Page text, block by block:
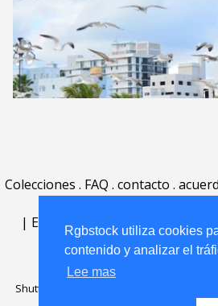
Rgbstock utiliza cookies
contenido y analizar el
Lee mas
Colecciones . FAQ . contacto .
| English | Deutsch| Español
Nederlands
Shutterstock official partner of Rgbstock
Rgbstock